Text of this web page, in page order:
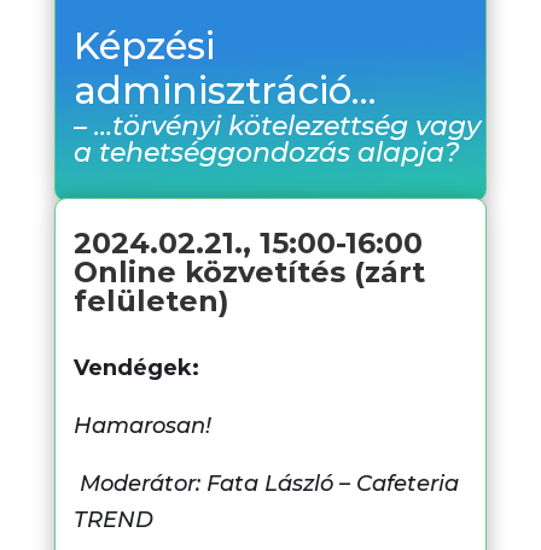
Képzési
adminisztráció…
– …törvényi kötelezettség vagy
a tehetséggondozás alapja?
2024.02.21., 15:00-16:00
Online közvetítés (zárt
felületen)
Vendégek:
Hamarosan!
Moderátor: Fata László – Cafeteria
TREND